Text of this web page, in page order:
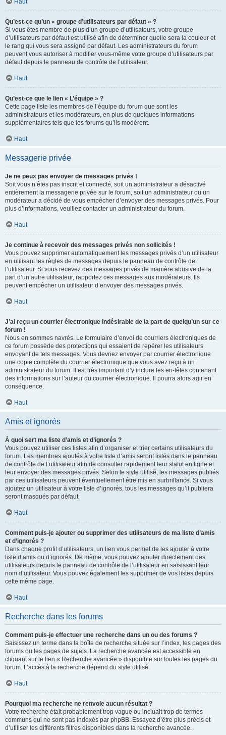
Haut
Qu’est-ce qu’un « groupe d’utilisateurs par défaut » ?
Si vous êtes membre de plus d’un groupe d’utilisateurs, votre groupe
d’utilisateurs par défaut est utilisé afin de déterminer quelle sera la couleur et
le rang qui vous sera assigné par défaut. Les administrateurs du forum
peuvent vous autoriser à modifier vous-même votre groupe d’utilisateurs par
défaut depuis le panneau de contrôle de l’utilisateur.
Haut
Qu’est-ce que le lien « L’équipe » ?
Cette page liste les membres de l’équipe du forum que sont les
administrateurs et les modérateurs, en plus de quelques informations
supplémentaires tels que les forums qu’ils modèrent.
Haut
Messagerie privée
Je ne peux pas envoyer de messages privés !
Soit vous n’êtes pas inscrit et connecté, soit un administrateur a désactivé
entièrement la messagerie privée sur le forum, soit un administrateur ou un
modérateur a décidé de vous empêcher d’envoyer des messages privés. Pour
plus d’informations, veuillez contacter un administrateur du forum.
Haut
Je continue à recevoir des messages privés non sollicités !
Vous pouvez supprimer automatiquement les messages privés d’un utilisateur
en utilisant les règles de messages depuis le panneau de contrôle de
l’utilisateur. Si vous recevez des messages privés de manière abusive de la
part d’un autre utilisateur, rapportez ces messages aux modérateurs. Ils
peuvent empêcher un utilisateur d’envoyer des messages privés.
Haut
J’ai reçu un courrier électronique indésirable de la part de quelqu’un sur ce
forum !
Nous en sommes navrés. Le formulaire d’envoi de courriers électroniques de
ce forum possède des protections qui essaient de repérer les utilisateurs
envoyant de tels messages. Vous devriez envoyer par courrier électronique
une copie complète du courrier électronique que vous avez reçu à un
administrateur du forum. Il est très important d’y inclure les en-têtes contenant
des informations sur l’auteur du courrier électronique. Il pourra alors agir en
conséquence.
Haut
Amis et ignorés
À quoi sert ma liste d’amis et d’ignorés ?
Vous pouvez utiliser ces listes afin d’organiser et trier certains utilisateurs du
forum. Les membres ajoutés à votre liste d’amis seront listés dans le panneau
de contrôle de l’utilisateur afin de consulter rapidement leur statut en ligne et
leur envoyer des messages privés. Selon le style utilisé, les messages publiés
par ces utilisateurs peuvent éventuellement être mis en surbrillance. Si vous
ajoutez un utilisateur à votre liste d’ignorés, tous les messages qu’il publiera
seront masqués par défaut.
Haut
Comment puis-je ajouter ou supprimer des utilisateurs de ma liste d’amis
et d’ignorés ?
Dans chaque profil d’utilisateurs, un lien vous permet de les ajouter à votre
liste d’amis ou d’ignorés. De même, vous pouvez ajouter directement des
utilisateurs depuis le panneau de contrôle de l’utilisateur en saisissant leur
nom d’utilisateur. Vous pouvez également les supprimer de vos listes depuis
cette même page.
Haut
Recherche dans les forums
Comment puis-je effectuer une recherche dans un ou des forums ?
Saisissez un terme dans la boîte de recherche située sur l’index, les pages des
forums ou les pages de sujets. La recherche avancée est accessible en
cliquant sur le lien « Recherche avancée » disponible sur toutes les pages du
forum. L’accès à la recherche dépend du style utilisé.
Haut
Pourquoi ma recherche ne renvoie aucun résultat ?
Votre recherche était probablement trop vague ou incluait trop de termes
communs qui ne sont pas indexés par phpBB. Essayez d’être plus précis et
d’utiliser les différents filtres disponibles dans la recherche avancée.